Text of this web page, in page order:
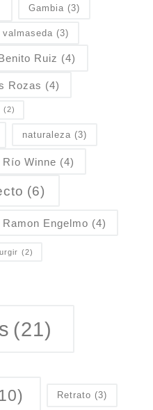
Gambia (3)
(3)
Ruiz (4)
Rozas (4)
(2)
naturaleza (3)
Winne (4)
(6)
Ramon Engelmo (4)
(2)
(21)
Retrato (3)